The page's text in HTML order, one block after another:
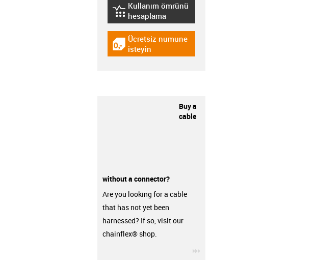
igus-icon-lebensdauerrechner
Kullanım ömrünü
hesaplama
igus-icon-gratismuster
Ücretsiz numune
isteyin
Buy a
cable
without a connector?
Are you looking for a cable
that has not yet been
harnessed? If so, visit our
chainflex® shop.